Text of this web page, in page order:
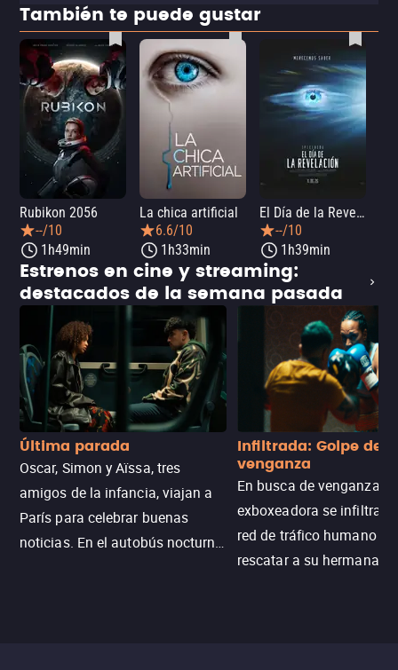
También te puede gustar
Rubikon 2056
--/10
1h49min
La chica artificial
6.6/10
1h33min
El Día de la Revelación
--/10
1h39min
Estrenos en cine y streaming:
destacados de la semana pasada
Última parada
Oscar, Simon y Aïssa, tres
amigos de la infancia, viajan a
París para celebrar buenas
noticias. En el autobús nocturno
Infiltrada: Golpe de
venganza
En busca de venganza,
exboxeadora se infiltra
red de tráfico humano
rescatar a su hermana